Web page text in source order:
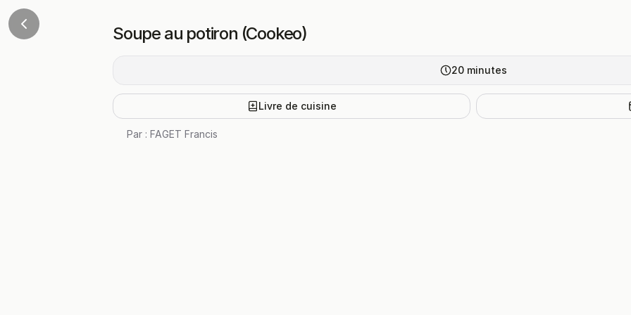
Soupe au potiron (Cookeo)
20 minutes
Livre de cuisine
Par : FAGET Francis